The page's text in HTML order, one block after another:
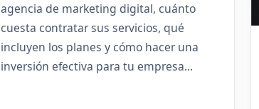
agencia de marketing digital, cuánto
cuesta contratar sus servicios, qué
incluyen los planes y cómo hacer una
inversión efectiva para tu empresa...